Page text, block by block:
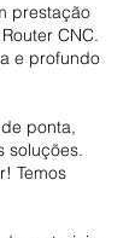
prestação
CNC.
e profundo
ponta,
soluções.
Temos